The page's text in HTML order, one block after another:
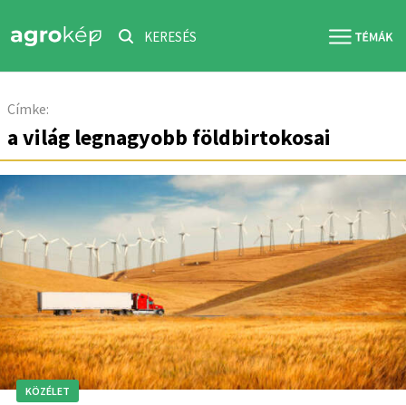
KERESÉS
Címke:
a világ legnagyobb földbirtokosai
KÖZÉLET